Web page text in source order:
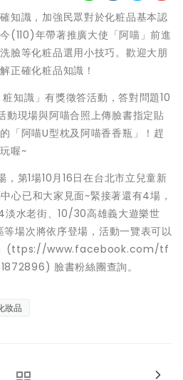
知識，加強民眾對於化粧品基本認
(110)年帶著推廣大使「阿喵」前進
臉等化粧品選用小技巧。歡迎大朋
正確化粧品知識！
知識」有獎徵答活動，答對問題10
動現場與阿喵合照上傳臉書指定貼
「阿喵U型枕及阿喵香香瓶」！趕
喔~
第1場10月16日在台北市立兒童新
心已和大家見面~緊接著還有4場，
水老街、10/30高雄義大遊樂世
場次將依序登場，活動一覽表可以
」(ttps://www.facebook.com/tf
臉書粉絲團查詢。
妝品